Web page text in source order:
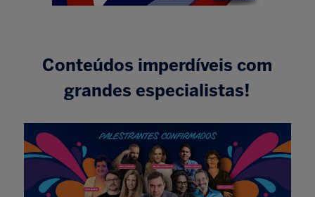
Conteúdos imperdíveis com
grandes especialistas!